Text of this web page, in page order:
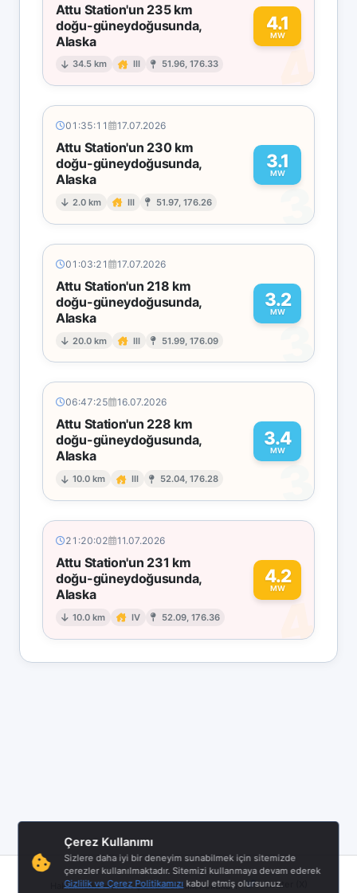
Attu Station'un 235 km
doğu-güneydoğusunda,
Alaska
34.5 km III 51.96, 176.33
4.1
MW
4
01:35:11 17.07.2026
Attu Station'un 230 km
doğu-güneydoğusunda,
Alaska
2.0 km III 51.97, 176.26
3.1
MW
3
01:03:21 17.07.2026
Attu Station'un 218 km
doğu-güneydoğusunda,
Alaska
20.0 km III 51.99, 176.09
3.2
MW
3
06:47:25 16.07.2026
Attu Station'un 228 km
doğu-güneydoğusunda,
Alaska
10.0 km III 52.04, 176.28
3.4
MW
3
21:20:02 11.07.2026
Attu Station'un 231 km
doğu-güneydoğusunda,
Alaska
10.0 km IV 52.09, 176.36
4.2
MW
4
Hakkımızda|Hizmet Şartları|Gizlilik Politikası | Twitter (X)
Çerez Kullanımı
Sizlere daha iyi bir deneyim sunabilmek için sitemizde
çerezler kullanılmaktadır. Sitemizi kullanmaya devam ederek
Gizlilik ve Çerez Politikamızı kabul etmiş olursunuz.